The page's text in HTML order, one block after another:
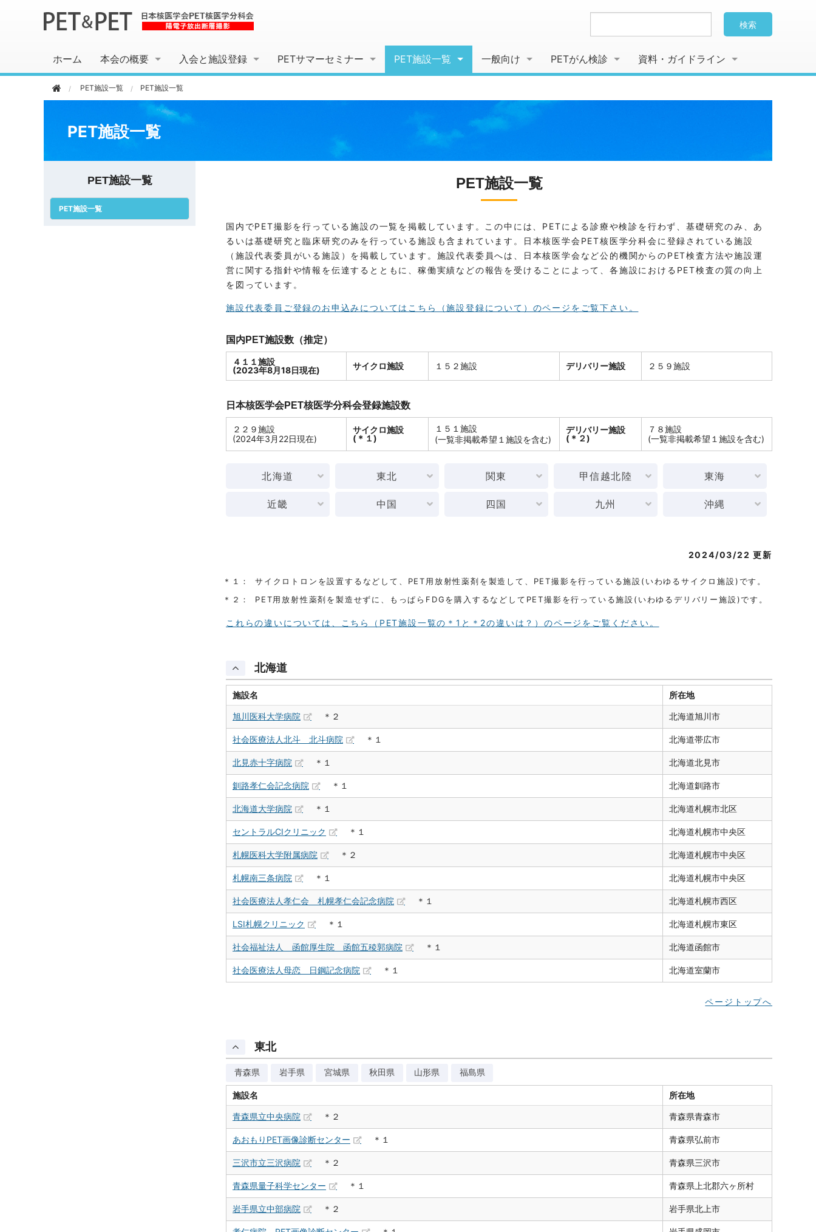
検索
ホーム 本会の概要 入会と施設登録 PETサマーセミナー PET施設一覧 一般向け PETがん検診 資料・ガイドライン
PET施設一覧 PET施設一覧
PET施設一覧
PET施設一覧
国内でPET撮影を行っている施設の一覧を掲載しています。この中には、PETによる診療や検診を行わず、基礎研究のみ、あ
るいは基礎研究と臨床研究のみを行っている施設も含まれています。日本核医学会PET核医学分科会に登録されている施設
（施設代表委員がいる施設）を掲載しています。施設代表委員へは、日本核医学会など公的機関からのPET検査方法や施設運
営に関する指針や情報を伝達するとともに、稼働実績などの報告を受けることによって、各施設におけるPET検査の質の向上
を図っています。
施設代表委員ご登録のお申込みについてはこちら（施設登録について）のページをご覧下さい。
国内PET施設数（推定）
４１１施設
(2023年8月18日現在)
サイクロ施設 １５２施設 デリバリー施設 ２５９施設
日本核医学会PET核医学分科会登録施設数
２２９施設
(2024年3月22日現在)
サイクロ施設
(＊１)
１５１施設
(一覧非掲載希望１施設を含む)
デリバリー施設
(＊２)
７８施設
(一覧非掲載希望１施設を含む)
北海道 東北 関東 甲信越北陸 東海
近畿 中国 四国 九州 沖縄
2024/03/22 更新
＊１：
サイクロトロンを設置するなどして、PET用放射性薬剤を製造して、PET撮影を行っている施設(いわゆるサイクロ施設)です。
＊２：
PET用放射性薬剤を製造せずに、もっぱらFDGを購入するなどしてPET撮影を行っている施設(いわゆるデリバリー施設)です。
これらの違いについては、こちら（PET施設一覧の＊1と＊2の違いは？）のページをご覧ください。
北海道
施設名 所在地
旭川医科大学病院 ＊２ 北海道旭川市
社会医療法人北斗 北斗病院 ＊１ 北海道帯広市
北見赤十字病院 ＊１ 北海道北見市
釧路孝仁会記念病院 ＊１ 北海道釧路市
北海道大学病院 ＊１ 北海道札幌市北区
セントラルCIクリニック ＊１ 北海道札幌市中央区
札幌医科大学附属病院 ＊２ 北海道札幌市中央区
札幌南三条病院 ＊１ 北海道札幌市中央区
社会医療法人孝仁会 札幌孝仁会記念病院 ＊１ 北海道札幌市西区
LSI札幌クリニック ＊１ 北海道札幌市東区
社会福祉法人 函館厚生院 函館五稜郭病院 ＊１ 北海道函館市
社会医療法人母恋 日鋼記念病院 ＊１ 北海道室蘭市
ページトップへ
東北
青森県 岩手県 宮城県 秋田県 山形県 福島県
施設名 所在地
青森県立中央病院 ＊２ 青森県青森市
あおもりPET画像診断センター ＊１ 青森県弘前市
三沢市立三沢病院 ＊２ 青森県三沢市
青森県量子科学センター ＊１ 青森県 上北郡六ヶ所村
岩手県立中部病院 ＊２ 岩手県北上市
PET施設一覧
PET施設一覧